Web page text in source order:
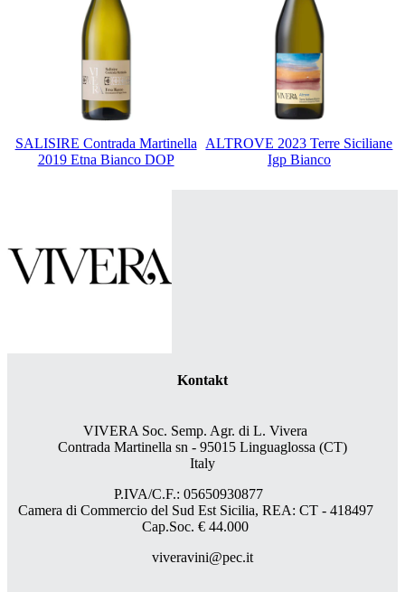
SALISIRE Contrada Martinella
2019 Etna Bianco DOP
ALTROVE 2023 Terre Siciliane
Igp Bianco
Kontakt
VIVERA Soc. Semp. Agr. di L. Vivera
Contrada Martinella sn - 95015 Linguaglossa (CT)
Italy
P.IVA/C.F.: 05650930877
Camera di Commercio del Sud Est Sicilia, REA: CT - 418497
Cap.Soc. € 44.000
viveravini@pec.it